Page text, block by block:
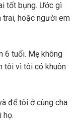
tốt bụng. Ước gì
trai, hoặc người em
6 tuổi. Mẹ không
tôi vì tôi có khuôn
để tôi ở cùng cha.
họ.